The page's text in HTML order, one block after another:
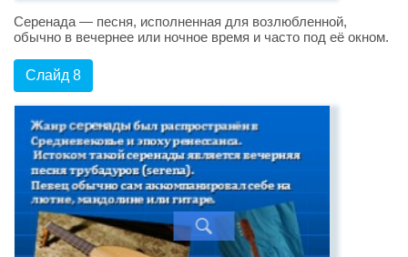
Серенада — песня, исполненная для возлюбленной,
обычно в вечернее или ночное время и часто под её окном.
Слайд 8